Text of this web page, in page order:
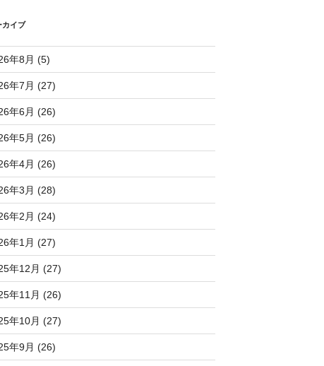
カイブ
年8月 (5)
年7月 (27)
年6月 (26)
年5月 (26)
年4月 (26)
年3月 (28)
年2月 (24)
年1月 (27)
年12月 (27)
年11月 (26)
年10月 (27)
年9月 (26)